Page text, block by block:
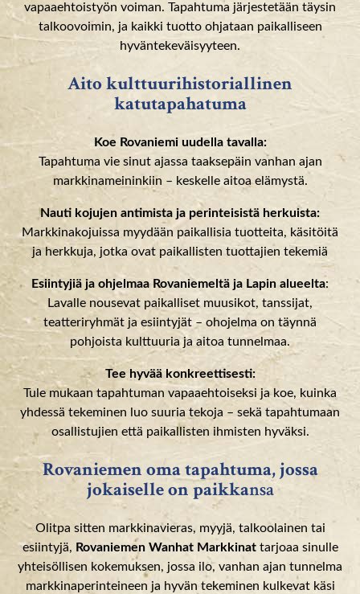
vapaaehtoistyön voiman. Tapahtuma järjestetään täysin
talkoovoimin, ja kaikki tuotto ohjataan paikalliseen
hyväntekeväisyyteen.
Aito kulttuurihistoriallinen
katutapahatuma
Koe Rovaniemi uudella tavalla:
Tapahtuma vie sinut ajassa taaksepäin vanhan ajan
markkinameininkiin – keskelle aitoa elämystä.
Nauti kojujen antimista ja perinteisistä herkuista:
Markkinakojuissa myydään paikallisia tuotteita, käsitöitä
ja herkkuja, jotka ovat paikallisten tuottajien tekemiä
Esiintyjiä ja ohjelmaa Rovaniemeltä ja Lapin alueelta:
Lavalle nousevat paikalliset muusikot, tanssijat,
teatteriryhmät ja esiintyjät – ohojelma on täynnä
pohjoista kulttuuria ja aitoa tunnelmaa.
Tee hyvää konkreettisesti:
Tule mukaan tapahtuman vapaaehtoiseksi ja koe, kuinka
yhdessä tekeminen luo suuria tekoja – sekä tapahtumaan
osallistujien että paikallisten ihmisten hyväksi.
Rovaniemen oma tapahtuma, jossa
jokaiselle on paikkansa
Olitpa sitten markkinavieras, myyjä, talkoolainen tai
esiintyjä, Rovaniemen Wanhat Markkinattarjoaa sinulle
yhteisöllisen kokemuksen, jossa ilo, vanhan ajan tunnelma
markkinaperinteineen ja hyvän tekeminen kulkevat käsi